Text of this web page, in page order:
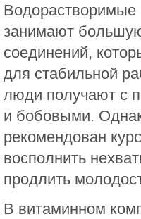
Водорастворимые
занимают большую
соединений,
для стабильной
люди получают с
и бобовыми.
рекомендован
восполнить
продлить
В витаминном